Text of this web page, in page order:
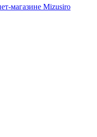
магазине Mizusiro